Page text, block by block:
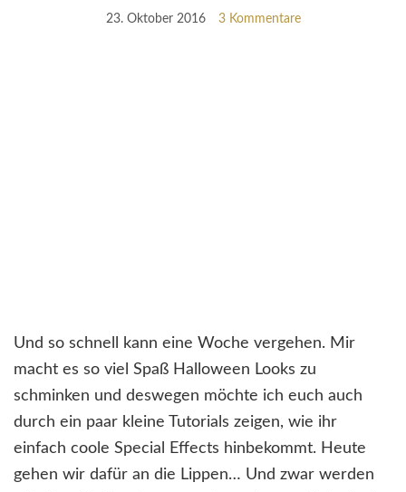
23. Oktober 2016 3 Kommentare
Und so schnell kann eine Woche vergehen. Mir
macht es so viel Spaß Halloween Looks zu
schminken und deswegen möchte ich euch auch
durch ein paar kleine Tutorials zeigen, wie ihr
einfach coole Special Effects hinbekommt. Heute
gehen wir dafür an die Lippen… Und zwar werden